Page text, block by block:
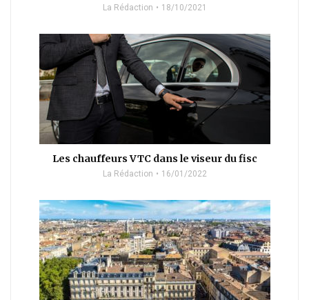
La Rédaction 18/10/2021
Les chauffeurs VTC dans le viseur du fisc
La Rédaction 16/01/2022